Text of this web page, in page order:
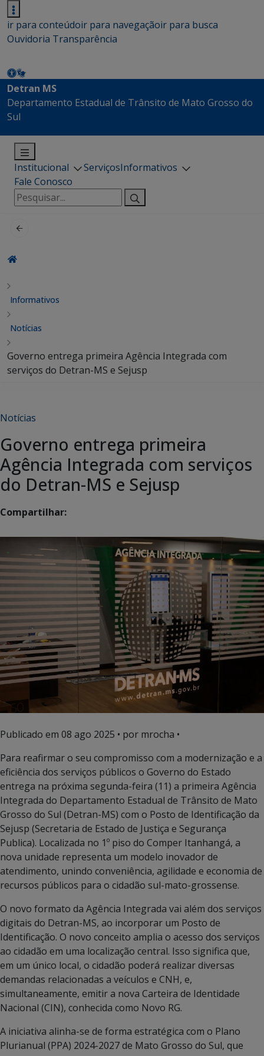
ir para conteúdoir para navegaçãoir para busca
Ouvidoria Transparência
Detran MS
Departamento Estadual de Trânsito de Mato Grosso do
Sul
Institucional ServiçosInformativos
Fale Conosco
Pesquisar
por:
Informativos
Notícias
Governo entrega primeira Agência Integrada com
serviços do Detran-MS e Sejusp
Notícias
Governo entrega primeira
Agência Integrada com serviços
do Detran-MS e Sejusp
Compartilhar:
Publicado em 08 ago 2025 • por mrocha •
Para reafirmar o seu compromisso com a modernização e a
eficiência dos serviços públicos o Governo do Estado
entrega na próxima segunda-feira (11) a primeira Agência
Integrada do Departamento Estadual de Trânsito de Mato
Grosso do Sul (Detran-MS) com o Posto de Identificação da
Sejusp (Secretaria de Estado de Justiça e Segurança
Publica). Localizada no 1º piso do Comper Itanhangá, a
nova unidade representa um modelo inovador de
atendimento, unindo conveniência, agilidade e economia de
recursos públicos para o cidadão sul-mato-grossense.
O novo formato da Agência Integrada vai além dos serviços
digitais do Detran-MS, ao incorporar um Posto de
Identificação. O novo conceito amplia o acesso dos serviços
ao cidadão em uma localização central. Isso significa que,
em um único local, o cidadão poderá realizar diversas
demandas relacionadas a veículos e CNH, e,
simultaneamente, emitir a nova Carteira de Identidade
Nacional (CIN), conhecida como Novo RG.
A iniciativa alinha-se de forma estratégica com o Plano
Plurianual (PPA) 2024-2027 de Mato Grosso do Sul, que